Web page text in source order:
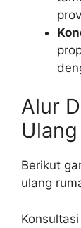
Alur
Berikut
ulang